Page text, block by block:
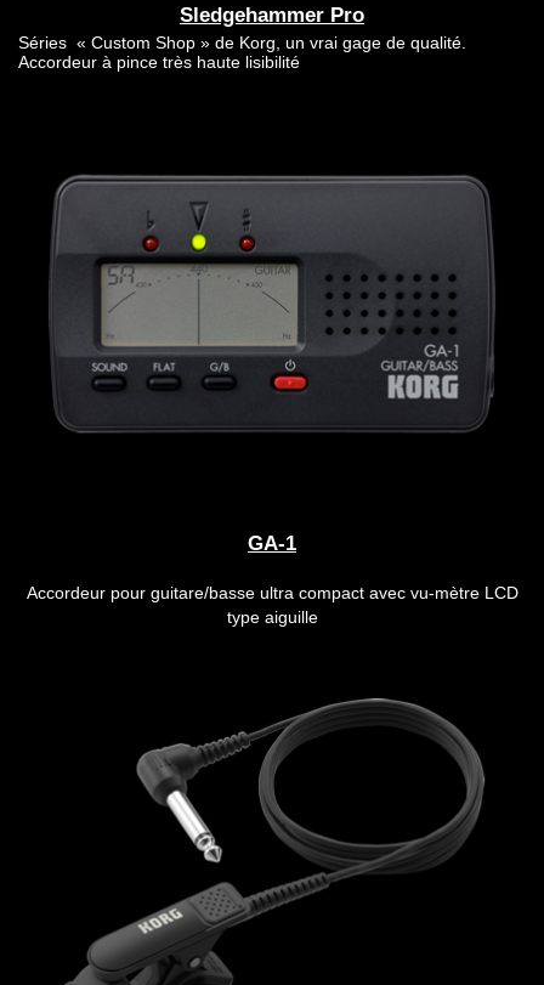
Sledgehammer Pro
Séries « Custom Shop » de Korg, un vrai gage de qualité.
Accordeur à pince très haute lisibilité
GA-1
Accordeur pour guitare/basse ultra compact avec vu-mètre LCD
type aiguille